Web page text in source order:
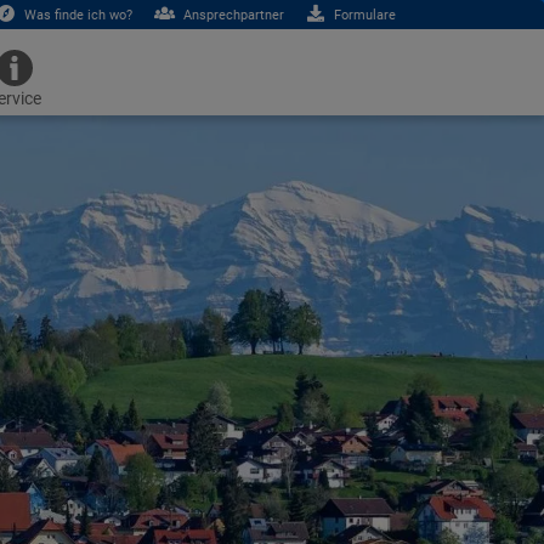
Was finde ich wo? Ansprechpartner Formulare